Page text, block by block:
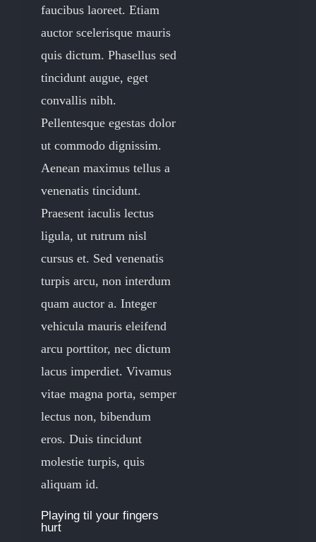
faucibus laoreet. Etiam
auctor scelerisque mauris
quis dictum. Phasellus sed
tincidunt augue, eget
convallis nibh.
Pellentesque egestas dolor
ut commodo dignissim.
Aenean maximus tellus a
venenatis tincidunt.
Praesent iaculis lectus
ligula, ut rutrum nisl
cursus et. Sed venenatis
turpis arcu, non interdum
quam auctor a. Integer
vehicula mauris eleifend
arcu porttitor, nec dictum
lacus imperdiet. Vivamus
vitae magna porta, semper
lectus non, bibendum
eros. Duis tincidunt
molestie turpis, quis
aliquam id.
Playing til your fingers
hurt